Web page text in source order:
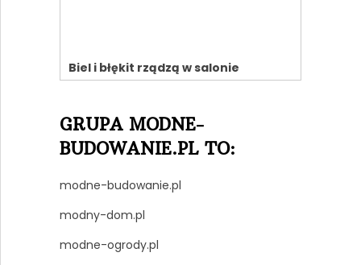
Biel i błękit rządzą w salonie
GRUPA MODNE-
BUDOWANIE.PL TO:
modne-budowanie.pl
modny-dom.pl
modne-ogrody.pl